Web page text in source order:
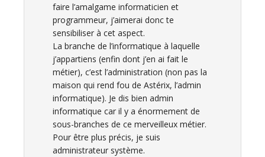
faire l’amalgame informaticien et
programmeur, j’aimerai donc te
sensibiliser à cet aspect.
La branche de l’informatique à laquelle
j’appartiens (enfin dont j’en ai fait le
métier), c’est l’administration (non pas la
maison qui rend fou de Astérix, l’admin
informatique). Je dis bien admin
informatique car il y a énormement de
sous-branches de ce merveilleux métier.
Pour être plus précis, je suis
administrateur système.